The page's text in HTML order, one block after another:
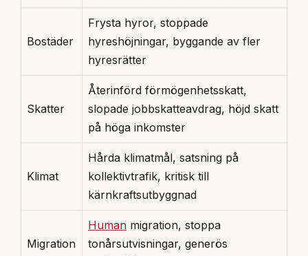
Bostäder
Frysta hyror, stoppade
hyreshöjningar, byggande av fler
hyresrätter
Skatter
Återinförd förmögenhetsskatt,
slopade jobbskatteavdrag, höjd skatt
på höga inkomster
Klimat
Hårda klimatmål, satsning på
kollektivtrafik, kritisk till
kärnkraftsutbyggnad
Migration
Human migration, stoppa
tonårsutvisningar, generös